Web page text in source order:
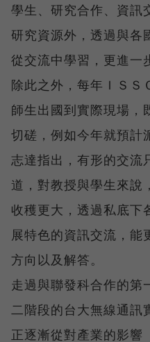
學生、研究合作、資訊
研究資源外，透過與各
從交流中學習，更進一
除此之外，每年ＩＳＳ
師生出國到實際現場，
切磋，例如今年就預計
志達指出，有形的交流
道，對教授與學生來說
收穫更大，透過私底下
展特色的資訊交流，能
方向以及解答。
走過與聯發科合作的第
二階段的台大無線通訊
正逐漸從對產業的影